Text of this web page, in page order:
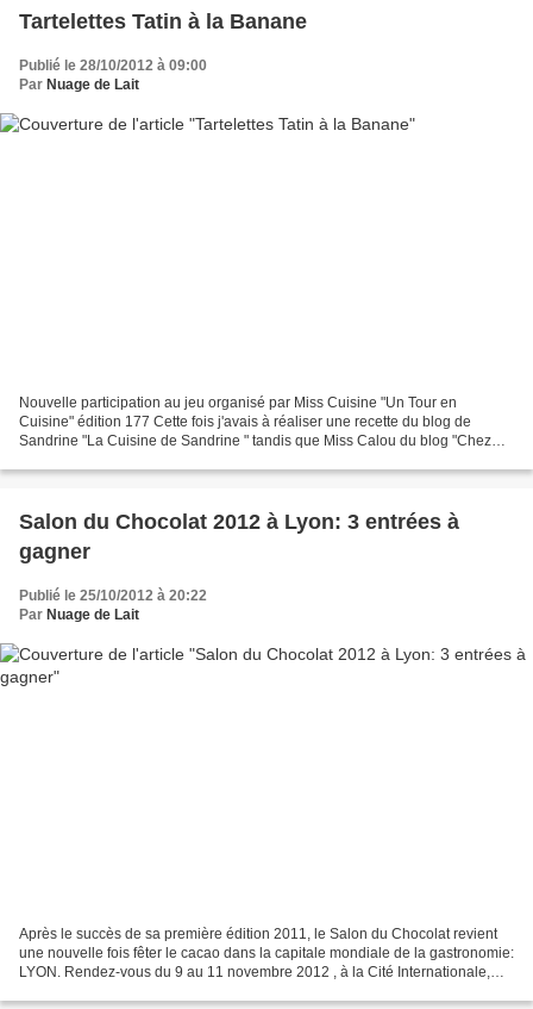
Tartelettes Tatin à la Banane
Publié le 28/10/2012 à 09:00
Par Nuage de Lait
Nouvelle participation au jeu organisé par Miss Cuisine "Un Tour en
Cuisine" édition 177 Cette fois j'avais à réaliser une recette du blog de
Sandrine "La Cuisine de Sandrine " tandis que Miss Calou du blog "Chez
Salon du Chocolat 2012 à Lyon: 3 entrées à
gagner
Publié le 25/10/2012 à 20:22
Par Nuage de Lait
Après le succès de sa première édition 2011, le Salon du Chocolat revient
une nouvelle fois fêter le cacao dans la capitale mondiale de la gastronomie:
LYON. Rendez-vous du 9 au 11 novembre 2012 , à la Cité Internationale,